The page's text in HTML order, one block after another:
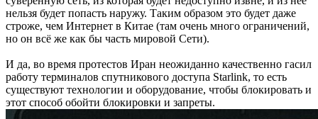
нельзя будет попасть наружу. Таким образом это будет даже
строже, чем Интернет в Китае (там очень много ограничений,
но он всё же как бы часть мировой Сети).
И да, во время протестов Иран неожиданно качественно гасил
работу терминалов спутникового доступа Starlink, то есть
существуют технологии и оборудование, чтобы блокировать и
этот способ обойти блокировки и запреты.